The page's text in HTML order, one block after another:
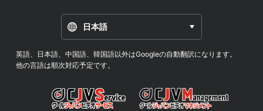
日本語
英語、日本語、中国語、韓国語以外はGoogleの自動翻訳になります。
他の言語は順次対応予定です。